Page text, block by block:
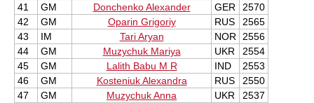
41
GM Donchenko Alexander GER
2570
42
GM Oparin Grigoriy RUS
2565
43
IM Tari Aryan NOR
2556
44
GM Muzychuk Mariya UKR
2554
45
GM Lalith Babu M R IND
2553
46
GM Kosteniuk Alexandra RUS
2550
47
GM Muzychuk Anna UKR
2537